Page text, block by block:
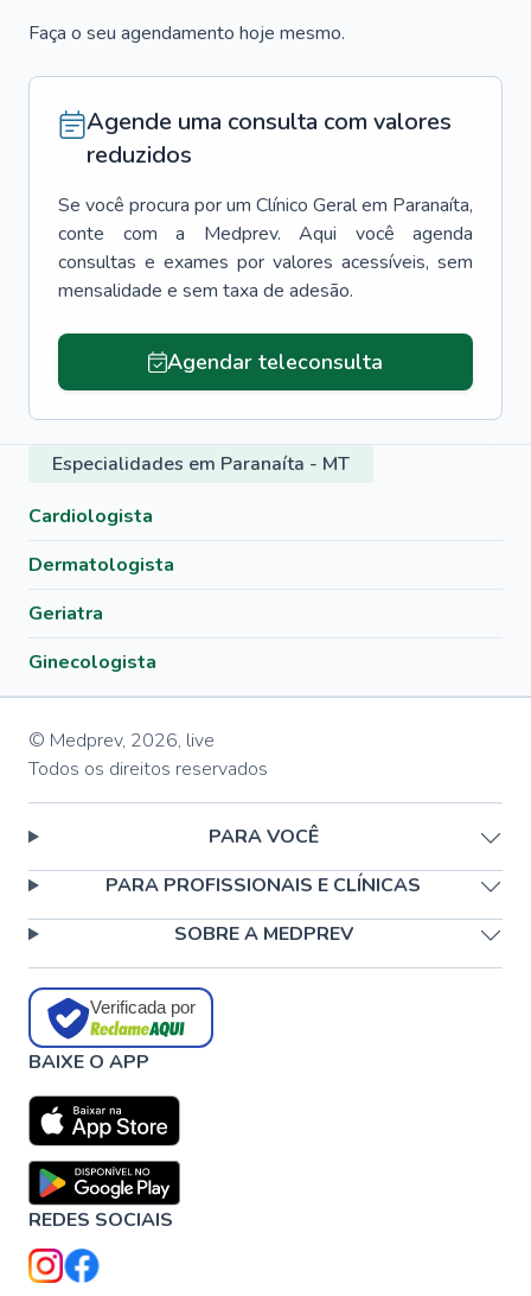
Faça o seu agendamento hoje mesmo.
Agende uma consulta com valores
reduzidos
Se você procura por um Clínico Geralem Paranaíta,
conte com a Medprev. Aqui você agenda
consultas e exames por valores acessíveis, sem
mensalidade e sem taxa de adesão.
Agendar teleconsulta
Especialidades em Paranaíta - MT
Cardiologista
Dermatologista
Geriatra
Ginecologista
© Medprev, 2026, live
Todos os direitos reservados
PARA VOCÊ
PARA PROFISSIONAIS E CLÍNICAS
SOBRE A MEDPREV
Verificada por
BAIXE O APP
REDES SOCIAIS